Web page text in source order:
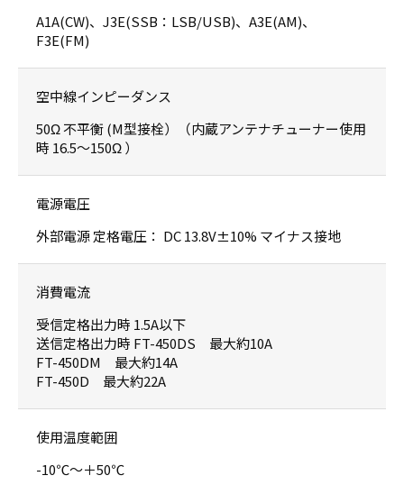
A1A(CW)、J3E(SSB：LSB/USB)、A3E(AM)、
F3E(FM)
空中線インピーダンス
50Ω 不平衡 (M型接栓）（内蔵アンテナチューナー使用
時 16.5～150Ω ）
電源電圧
外部電源 定格電圧： DC 13.8V±10% マイナス接地
消費電流
受信定格出力時 1.5A以下
送信定格出力時 FT-450DS 最大約10A
FT-450DM 最大約14A
FT-450D 最大約22A
使用温度範囲
-10℃～＋50℃